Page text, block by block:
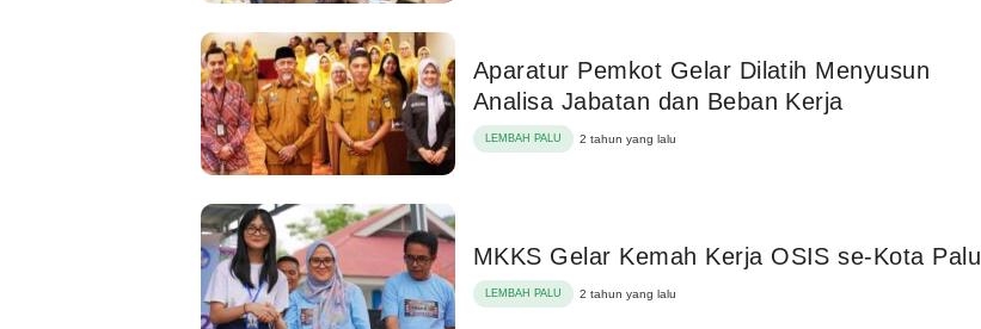
Aparatur Pemkot Gelar Dilatih Menyusun
Analisa Jabatan dan Beban Kerja
LEMBAH PALU 2 tahun yang lalu
MKKS Gelar Kemah Kerja OSIS se-Kota Palu
LEMBAH PALU 2 tahun yang lalu